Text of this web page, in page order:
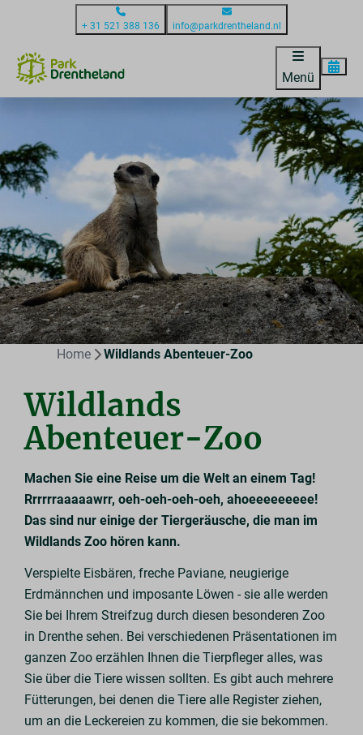
+ 31 521 388 136 info@parkdrentheland.nl
Menü
Home Wildlands Abenteuer-Zoo
Wildlands
Abenteuer-Zoo
Machen Sie eine Reise um die Welt an einem Tag!
Rrrrrraaaaawrr, oeh-oeh-oeh-oeh, ahoeeeeeeeee!
Das sind nur einige der Tiergeräusche, die man im
Wildlands Zoo hören kann.
Verspielte Eisbären, freche Paviane, neugierige
Erdmännchen und imposante Löwen - sie alle werden
Sie bei Ihrem Streifzug durch diesen besonderen Zoo
in Drenthe sehen. Bei verschiedenen Präsentationen im
ganzen Zoo erzählen Ihnen die Tierpfleger alles, was
Sie über die Tiere wissen sollten. Es gibt auch mehrere
Fütterungen, bei denen die Tiere alle Register ziehen,
um an die Leckereien zu kommen, die sie bekommen.